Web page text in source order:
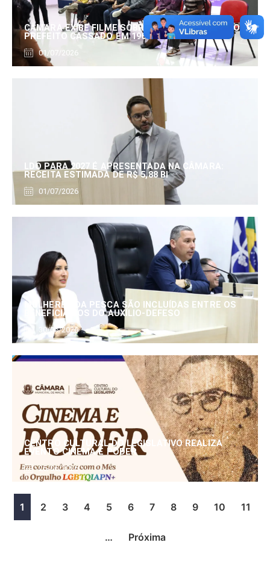
CÂMARA EXIBE FILME SOBRE EDUARDO SERRANO,
PREFEITO CASSADO EM 1960
01/07/2026
LDO PARA 2027 É APRESENTADA NA CÂMARA:
RECEITA ESTIMADA DE R$ 5,88 BI
01/07/2026
MULHERES DA PESCA SÃO INCLUÍDAS ENTRE OS
BENEFICIÁRIOS DO AUXÍLIO-DEFESO
30/06/2026
CENTRO CULTURAL DO LEGISLATIVO REALIZA
EVENTO CINEMA E PODER
25/06/2026
1 2 3 4 5 6 7 8 9 10 11
… Próxima